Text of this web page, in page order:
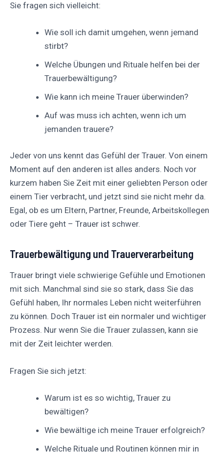
Sie fragen sich vielleicht:
Wie soll ich damit umgehen, wenn jemand
stirbt?
Welche Übungen und Rituale helfen bei der
Trauerbewältigung?
Wie kann ich meine Trauer überwinden?
Auf was muss ich achten, wenn ich um
jemanden trauere?
Jeder von uns kennt das Gefühl der Trauer. Von einem
Moment auf den anderen ist alles anders. Noch vor
kurzem haben Sie Zeit mit einer geliebten Person oder
einem Tier verbracht, und jetzt sind sie nicht mehr da.
Egal, ob es um Eltern, Partner, Freunde, Arbeitskollegen
oder Tiere geht – Trauer ist schwer.
Trauerbewältigung und Trauerverarbeitung
Trauer bringt viele schwierige Gefühle und Emotionen
mit sich. Manchmal sind sie so stark, dass Sie das
Gefühl haben, Ihr normales Leben nicht weiterführen
zu können. Doch Trauer ist ein normaler und wichtiger
Prozess. Nur wenn Sie die Trauer zulassen, kann sie
mit der Zeit leichter werden.
Fragen Sie sich jetzt:
Warum ist es so wichtig, Trauer zu
bewältigen?
Wie bewältige ich meine Trauer erfolgreich?
Welche Rituale und Routinen können mir in